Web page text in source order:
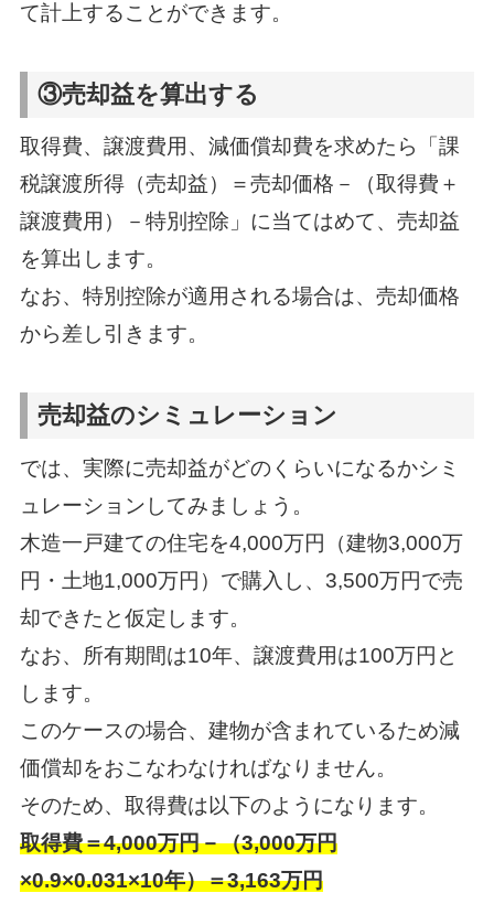
て計上することができます。
③売却益を算出する
取得費、譲渡費用、減価償却費を求めたら「課
税譲渡所得（売却益）＝売却価格－（取得費＋
譲渡費用）－特別控除」に当てはめて、売却益
を算出します。
なお、特別控除が適用される場合は、売却価格
から差し引きます。
売却益のシミュレーション
では、実際に売却益がどのくらいになるかシミ
ュレーションしてみましょう。
木造一戸建ての住宅を4,000万円（建物3,000万
円・土地1,000万円）で購入し、3,500万円で売
却できたと仮定します。
なお、所有期間は10年、譲渡費用は100万円と
します。
このケースの場合、建物が含まれているため減
価償却をおこなわなければなりません。
そのため、取得費は以下のようになります。
取得費＝4,000万円－（3,000万円
×0.9×0.031×10年）＝3,163万円